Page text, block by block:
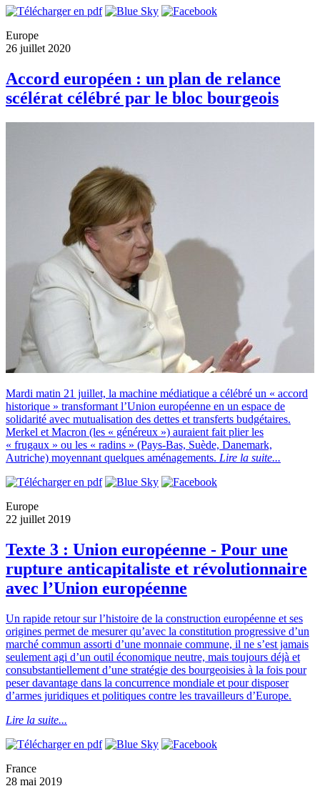
Europe
26 juillet 2020
Accord européen : un plan de relance
scélérat célébré par le bloc bourgeois
Mardi matin 21 juillet, la machine médiatique a célébré un « accord
historique » transformant l’Union européenne en un espace de
solidarité avec mutualisation des dettes et transferts budgétaires.
Merkel et Macron (les « généreux ») auraient fait plier les
« frugaux » ou les « radins » (Pays-Bas, Suède, Danemark,
Autriche) moyennant quelques aménagements. Lire la suite...
Europe
22 juillet 2019
Texte 3 : Union européenne - Pour une
rupture anticapitaliste et révolutionnaire
avec l’Union européenne
Un rapide retour sur l’histoire de la construction européenne et ses
origines permet de mesurer qu’avec la constitution progressive d’un
marché commun assorti d’une monnaie commune, il ne s’est jamais
seulement agi d’un outil économique neutre, mais toujours déjà et
consubstantiellement d’une stratégie des bourgeoisies à la fois pour
peser davantage dans la concurrence mondiale et pour disposer
d’armes juridiques et politiques contre les travailleurs d’Europe.
Lire la suite...
France
28 mai 2019